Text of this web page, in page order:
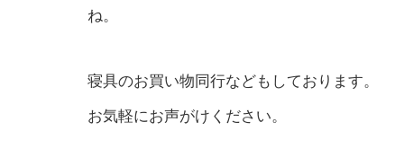
ね。
寝具のお買い物同行などもしております。
お気軽にお声がけください。